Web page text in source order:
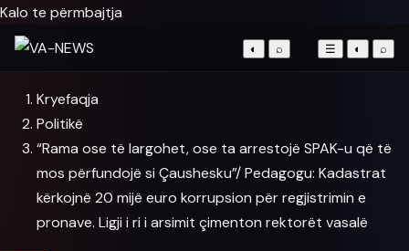
Kalo te përmbajtja
◐ ⌕ ☰ ◐ ⌕
Kryefaqja
Politikë
“Rama ose të largohet, ose ta arrestojë SPAK-u që të
mos përfundojë si Çaushesku”/ Pedagogu: Kadastrat
kërkojnë 20 mijë euro korrupsion për regjistrimin e
pronave. Ligji i ri i arsimit çimenton rektorët vasalë